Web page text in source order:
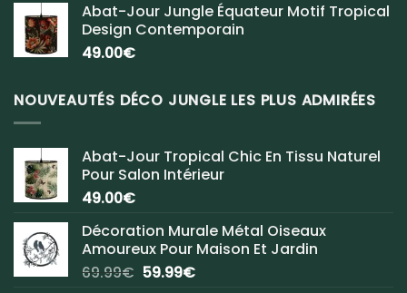
Abat-Jour Jungle Équateur Motif Tropical
Design Contemporain
49.00€
NOUVEAUTÉS DÉCO JUNGLE LES PLUS ADMIRÉES
Abat-Jour Tropical Chic En Tissu Naturel
Pour Salon Intérieur
49.00€
Décoration Murale Métal Oiseaux
Amoureux Pour Maison Et Jardin
69.99€ Le
59.99€Le